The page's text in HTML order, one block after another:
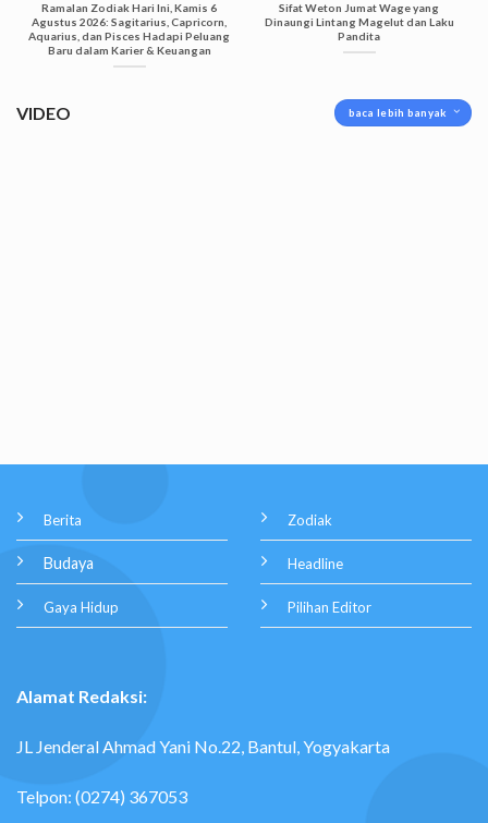
Ramalan Zodiak Hari Ini, Kamis 6
Agustus 2026: Sagitarius, Capricorn,
Aquarius, dan Pisces Hadapi Peluang
Baru dalam Karier & Keuangan
Sifat Weton Jumat Wage yang
Dinaungi Lintang Magelut dan Laku
Pandita
VIDEO baca lebih banyak
Berita
Budaya
Gaya Hidup
Zodiak
Headline
Pilihan Editor
Alamat Redaksi:
JL Jenderal Ahmad Yani No.22, Bantul, Yogyakarta
Telpon: (0274) 367053